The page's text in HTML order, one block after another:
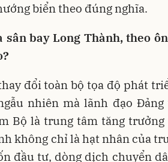
biển theo đúng nghĩa.
bay Long Thành, theo
đổi toàn bộ tọa độ phát
nhiên mà lãnh đạo Đảng
Bộ là trung tâm tăng
không chỉ là hạt nhân của
đầu tư, dòng dịch chuyển